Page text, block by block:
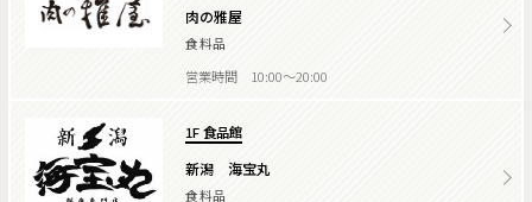
肉の雅屋
食料品
営業時間 10:00～20:00
1F 食品館
新潟 海宝丸
食料品